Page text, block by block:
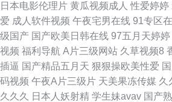
日本电影伦理片 黄瓜视频成人 性爱婷婷
爱 成人软件视频 午夜宅男在线 91专区
级国产 国产欧美日韩在线 97五月天婷婷
视频 福利导航 A片三级网站 久草视频8
插逼 国产精品五月天 狠狠操欧美性爱
码视频 午夜A片三级片 天美果冻传媒 久
久久久
日本人妖射精 学生妹avav 国产